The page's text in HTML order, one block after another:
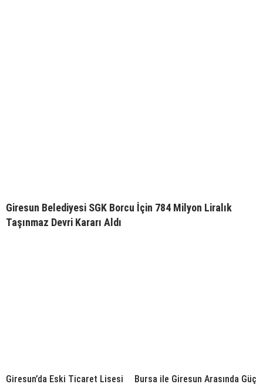
Giresun Belediyesi SGK Borcu İçin 784 Milyon Liralık
Taşınmaz Devri Kararı Aldı
Giresun’da Eski Ticaret Lisesi Bursa ile Giresun Arasında Güç